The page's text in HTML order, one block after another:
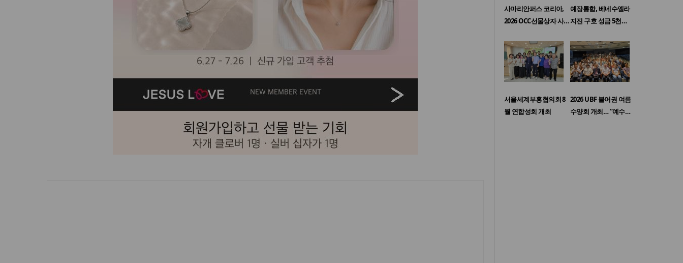
사마리안퍼스 코리아,
2026 OCC선물상자 사…
예장통합, 베네수엘라
지진 구호 성금 5천…
서울세계부흥협의회 8
월 연합성회 개최
2026 UBF 불어권 여름
수양회 개최… “예수…